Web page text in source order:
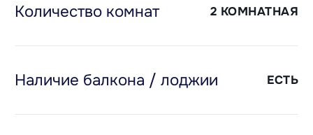
Количество комнат 2 КОМНАТНАЯ
Наличие балкона / лоджии ЕСТЬ